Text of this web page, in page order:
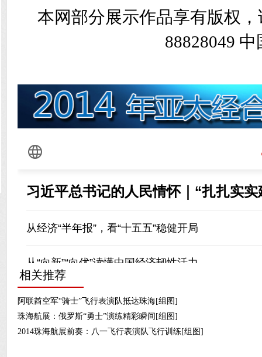
本网部分展示作品享有版权
88828049
相关推荐
阿联酋空军“骑士”飞行表演队抵达珠海[组图]
珠海航展：俄罗斯“勇士”演练精彩瞬间[组图]
2014珠海航展前奏：八一飞行表演队飞行训练[组图]